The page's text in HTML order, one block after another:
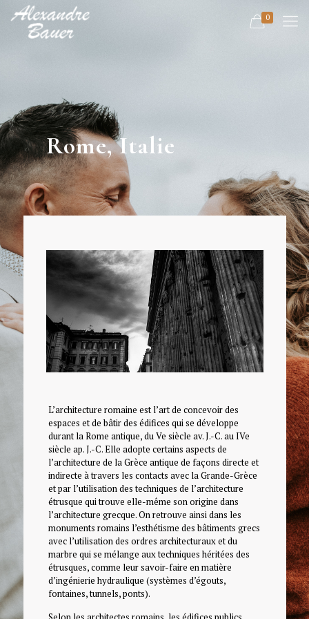
0
Rome, Italie
L’architecture romaine est l’art de concevoir des
espaces et de bâtir des édifices qui se développe
durant la Rome antique, du Ve siècle av. J.-C. au IVe
siècle ap. J.-C. Elle adopte certains aspects de
l’architecture de la Grèce antique de façons directe et
indirecte à travers les contacts avec la Grande-Grèce
et par l’utilisation des techniques de l’architecture
étrusque qui trouve elle-même son origine dans
l’architecture grecque. On retrouve ainsi dans les
monuments romains l’esthétisme des bâtiments grecs
avec l’utilisation des ordres architecturaux et du
marbre qui se mélange aux techniques héritées des
étrusques, comme leur savoir-faire en matière
d’ingénierie hydraulique (systèmes d’égouts,
fontaines, tunnels, ponts).